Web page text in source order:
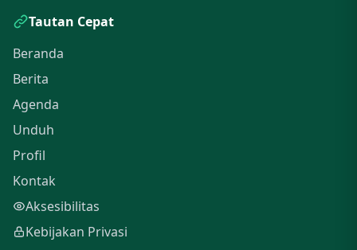
Tautan Cepat
Beranda
Berita
Agenda
Unduh
Profil
Kontak
Aksesibilitas
Kebijakan Privasi